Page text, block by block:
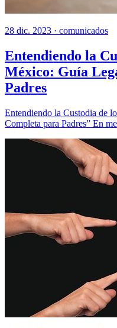
28 dic. 2023 · comunicados
Entendiendo la
México: Guía
Padres
Entendiendo la Custodia de
Completa para Padres” En